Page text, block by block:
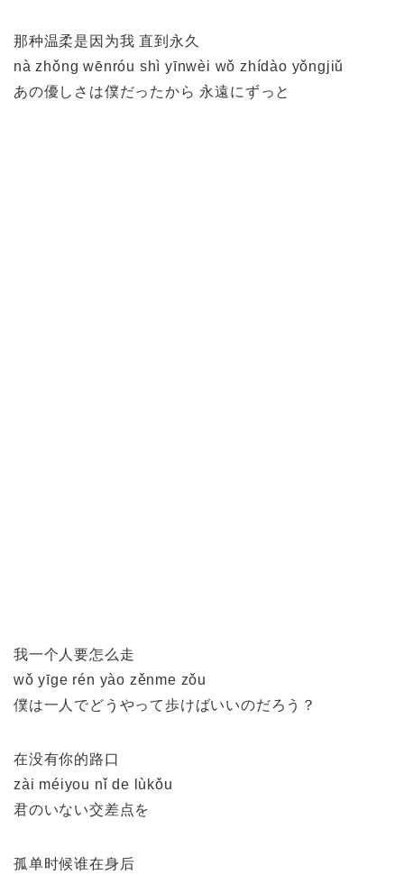
那种温柔是因为我 直到永久
nà zhǒng wēnróu shì yīnwèi wǒ zhídào yǒngjiǔ
あの優しさは僕だったから 永遠にずっと
我一个人要怎么走
wǒ yīge rén yào zěnme zǒu
僕は一人でどうやって歩けばいいのだろう？
在没有你的路口
zài méiyou nǐ de lùkǒu
君のいない交差点を
孤单时候谁在身后